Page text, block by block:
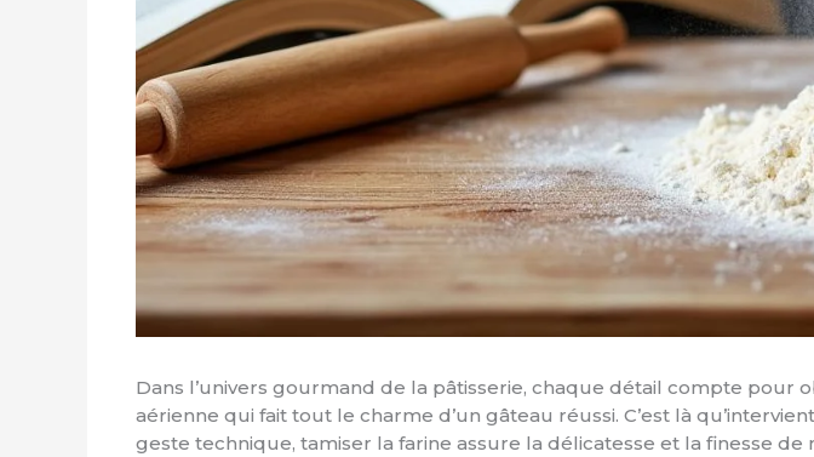
Dans l’univers gourmand de la pâtisserie, chaque détail compte
aérienne qui fait tout le charme d’un gâteau réussi. C’est là
geste technique, tamiser la farine assure la délicatesse et la finesse